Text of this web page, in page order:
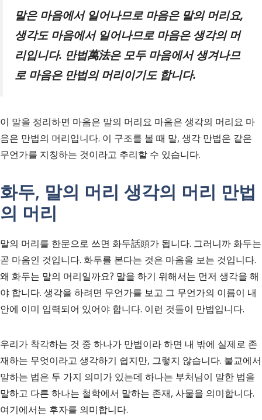
말은 마음에서 일어나므로 마음은 말의 머리요,
생각도 마음에서 일어나므로 마음은 생각의 머
리입니다. 만법萬法은 모두 마음에서 생겨나므
로 마음은 만법의 머리이기도 합니다.
이 말을 정리하면 마음은 말의 머리요 마음은 생각의 머리요 마
음은 만법의 머리입니다. 이 구조를 볼 때 말, 생각 만법은 같은
무언가를 지칭하는 것이라고 추리할 수 있습니다.
화두, 말의 머리 생각의 머리 만법
의 머리
말의 머리를 한문으로 쓰면 화두話頭가 됩니다. 그러니까 화두는
곧 마음인 것입니다. 화두를 본다는 것은 마음을 보는 것입니다.
왜 화두는 말의 머리일까요? 말을 하기 위해서는 먼저 생각을 해
야 합니다. 생각을 하려면 무언가를 보고 그 무언가의 이름이 내
안에 이미 입력되어 있어야 합니다. 이런 것들이 만법입니다.
우리가 착각하는 것 중 하나가 만법이라 하면 내 밖에 실제로 존
재하는 무엇이라고 생각하기 쉽지만, 그렇지 않습니다. 불교에서
말하는 법은 두 가지 의미가 있는데 하나는 부처님이 말한 법을
말하고 다른 하나는 철학에서 말하는 존재, 사물을 의미합니다.
여기에서는 후자를 의미합니다.